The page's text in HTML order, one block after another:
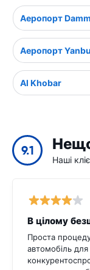
Аеропорт
Аеропорт Yanbu
Al Khobar
9.1
Наші
Проста
автомобіль для